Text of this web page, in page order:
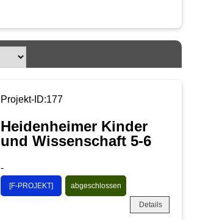
Projekt-ID:177
Heidenheimer Kinder
und Wissenschaft 5-6
-
[F-PROJEKT] abgeschlossen
Details